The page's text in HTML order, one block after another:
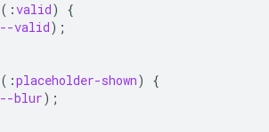
( :valid)
{
--valid);
( :placeholder-shown)
{
--blur);